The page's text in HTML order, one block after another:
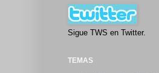
Sigue TWS en Twitter.
TEMAS